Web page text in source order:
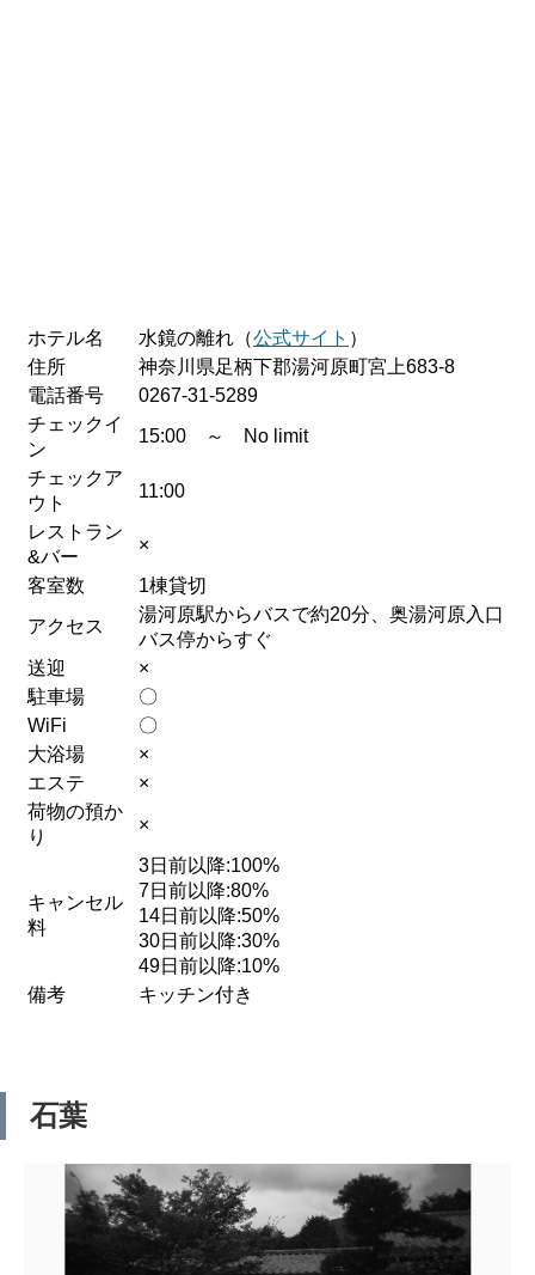
ホテル名 水鏡の離れ（公式サイト ）
住所
神奈川県足柄下郡湯河原町宮上683-8
電話番号
0267-31-5289
チェックイ
ン
15:00 ～ No limit
チェックア
ウト
11:00
レストラン
&バー
×
客室数
1棟貸切
アクセス
湯河原駅からバスで約20分、奥湯河原入口
バス停からすぐ
送迎
×
駐車場
〇
WiFi
〇
大浴場
×
エステ
×
荷物の預か
り
×
キャンセル
料
3日前以降:100%
7日前以降:80%
14日前以降:50%
30日前以降:30%
49日前以降:10%
備考
キッチン付き
石葉